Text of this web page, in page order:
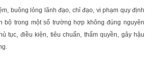
buông lỏng lãnh đạo, chỉ đạo, vi phạm quy định
bộ trong một số trường hợp không đúng nguyên
tục, điều kiện, tiêu chuẩn, thẩm quyền, gây hậu